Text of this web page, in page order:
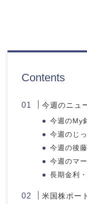
Contents
今週のニュ
今週のMy
今週のじ
今週の後
今週のマ
長期金利
米国株ポー